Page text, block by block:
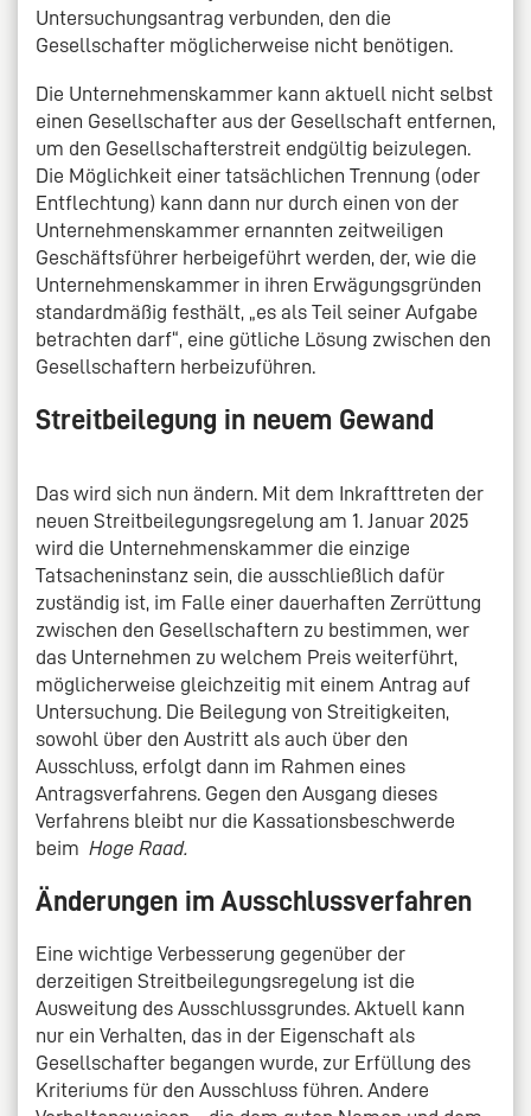
Untersuchungsantrag verbunden, den die
Gesellschafter möglicherweise nicht benötigen.
Die Unternehmenskammer kann aktuell nicht selbst
einen Gesellschafter aus der Gesellschaft entfernen,
um den Gesellschafterstreit endgültig beizulegen.
Die Möglichkeit einer tatsächlichen Trennung (oder
Entflechtung) kann dann nur durch einen von der
Unternehmenskammer ernannten zeitweiligen
Geschäftsführer herbeigeführt werden, der, wie die
Unternehmenskammer in ihren Erwägungsgründen
standardmäßig festhält, „es als Teil seiner Aufgabe
betrachten darf“, eine gütliche Lösung zwischen den
Gesellschaftern herbeizuführen.
Streitbeilegung in neuem Gewand
Das wird sich nun ändern. Mit dem Inkrafttreten der
neuen Streitbeilegungsregelung am 1. Januar 2025
wird die Unternehmenskammer die einzige
Tatsacheninstanz sein, die ausschließlich dafür
zuständig ist, im Falle einer dauerhaften Zerrüttung
zwischen den Gesellschaftern zu bestimmen, wer
das Unternehmen zu welchem Preis weiterführt,
möglicherweise gleichzeitig mit einem Antrag auf
Untersuchung. Die Beilegung von Streitigkeiten,
sowohl über den Austritt als auch über den
Ausschluss, erfolgt dann im Rahmen eines
Antragsverfahrens. Gegen den Ausgang dieses
Verfahrens bleibt nur die Kassationsbeschwerde
beim Hoge Raad.
Änderungen im Ausschlussverfahren
Eine wichtige Verbesserung gegenüber der
derzeitigen Streitbeilegungsregelung ist die
Ausweitung des Ausschlussgrundes. Aktuell kann
nur ein Verhalten, das in der Eigenschaft als
Gesellschafter begangen wurde, zur Erfüllung des
Kriteriums für den Ausschluss führen. Andere